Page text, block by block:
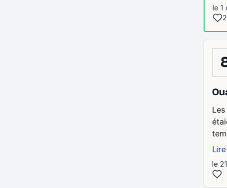
le 1
le